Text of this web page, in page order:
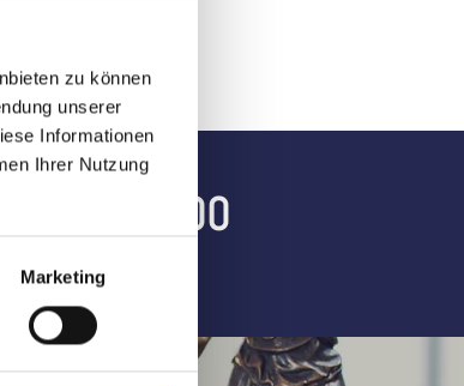
zu können
unserer
Informationen
Ihrer Nutzung
Marketing
8075200
Vereinbarung.